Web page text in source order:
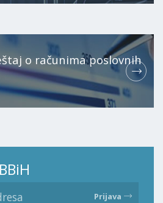
o računima poslovnih
Prijava